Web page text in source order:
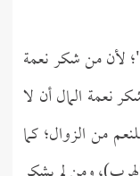
لأن من شكر نعمة
نعمة المال أن لا
من الزوال؛ كما